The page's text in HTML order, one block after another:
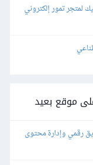
تمور إلكتروني
موقع بعيد
رقمي وإدارة محتوى